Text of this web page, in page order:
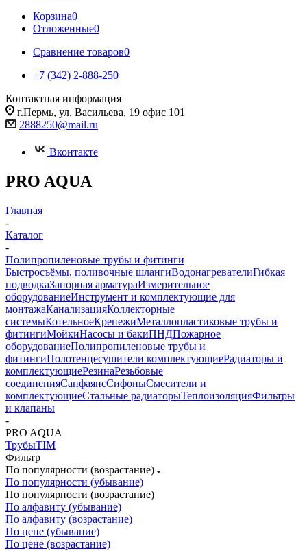
Корзина0
Отложенные0
Сравнение товаров0
+7 (342) 2-888-250
Контактная информация
г.Пермь, ул. Васильева, 19 офис 101
2888250@mail.ru
Вконтакте
PRO AQUA
Главная
-
Каталог
-
Полипропиленовые трубы и фитинги
Быстросъёмы, поливочные шлангиВодонагревателиГибкая
подводкаЗапорная арматураИзмерительное
оборудованиеИнструмент и комплектующие для
монтажаКанализацияКоллекторные
системыКотельноеКрепежиМеталлопластиковые трубы и
фитингиМойкиНасосы и бакиПНДПожарное
оборудованиеПолипропиленовые трубы и
фитингиПолотенцесушители комплектующиеРадиаторы и
комплектующиеРезинаРезьбовые
соединенияСанфаянсСифоныСмесители и
комплектующиеСтальные радиаторыТеплоизоляцияФильтры
и клапаны
-
PRO AQUA
ТрубыTIM
Фильтр
По популярности (возрастание)
По популярности (убывание)
По популярности (возрастание)
По алфавиту (убывание)
По алфавиту (возрастание)
По цене (убывание)
По цене (возрастание)